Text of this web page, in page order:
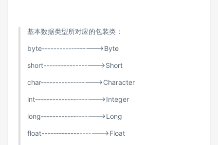
基本数据类型所对应的包装类：
byte------------------>Byte
short------------------>Short
char------------------>Character
int--------------------->Integer
long------------------->Long
float-------------------->Float